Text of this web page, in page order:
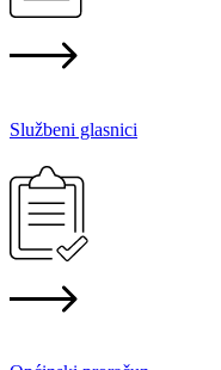
Službeni glasnici